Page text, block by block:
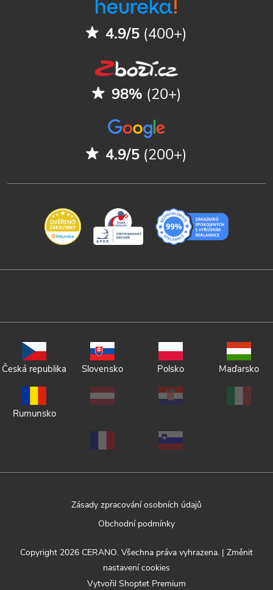
4.9/5 (400+)
98% (20+)
4.9/5 (200+)
Česká republika Slovensko Polsko Maďarsko
Rumunsko
Zásady zpracování osobních údajů
Obchodní podmínky
Vytvořil Shoptet Premium
Copyright 2026 CERANO. Všechna práva vyhrazena. | Změnit
nastavení cookies